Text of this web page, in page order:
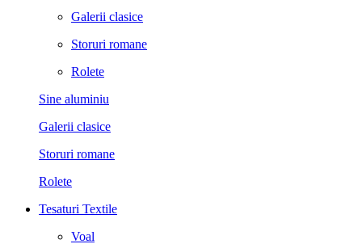
Galerii clasice
Storuri romane
Rolete
Sine aluminiu
Galerii clasice
Storuri romane
Rolete
Tesaturi Textile
Voal